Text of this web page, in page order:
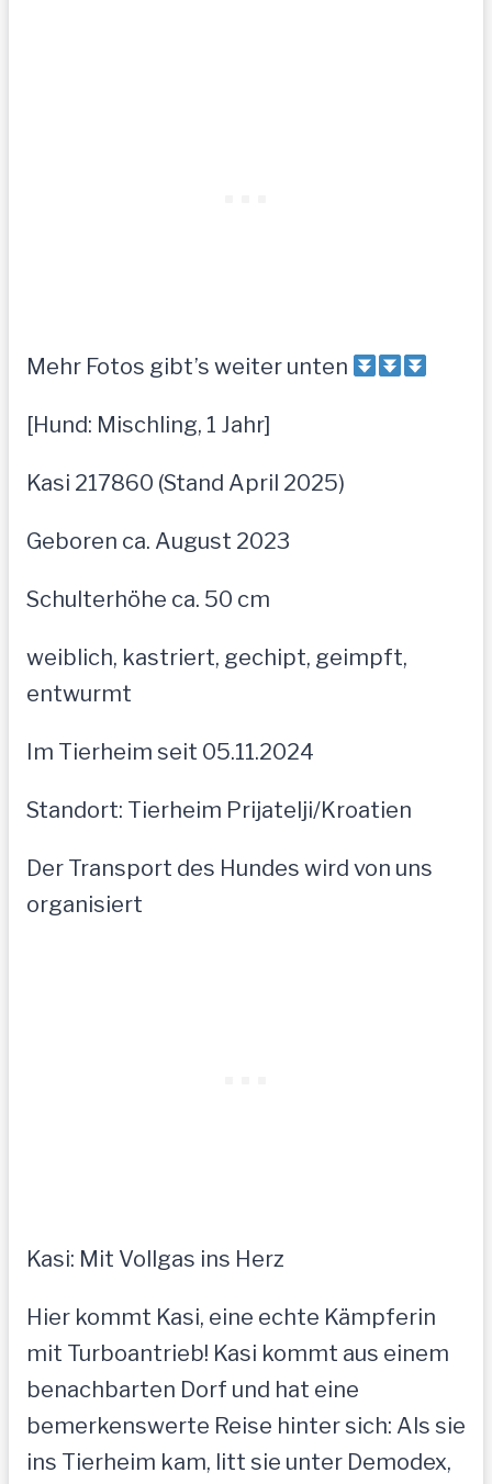
Mehr Fotos gibt’s weiter unten
[Hund: Mischling, 1 Jahr]
Kasi 217860 (Stand April 2025)
Geboren ca. August 2023
Schulterhöhe ca. 50 cm
weiblich, kastriert, gechipt, geimpft,
entwurmt
Im Tierheim seit 05.11.2024
Standort: Tierheim Prijatelji/Kroatien
Der Transport des Hundes wird von uns
organisiert
Kasi: Mit Vollgas ins Herz
Hier kommt Kasi, eine echte Kämpferin
mit Turboantrieb! Kasi kommt aus einem
benachbarten Dorf und hat eine
bemerkenswerte Reise hinter sich: Als sie
ins Tierheim kam, litt sie unter Demodex,